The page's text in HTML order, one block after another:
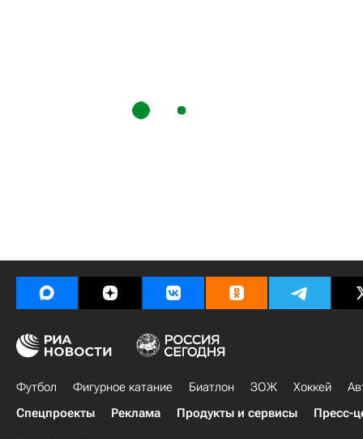
Футбол Фигурное катание Биатлон ЗОЖ Хоккей
Спецпроекты
Реклама Продукты и сервисы Пресс-